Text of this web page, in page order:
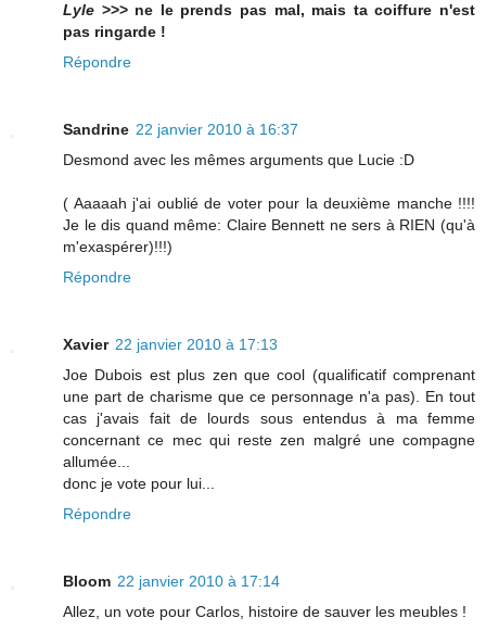
Lyle >>> ne le prends pas mal, mais ta coiffure n'est
pas ringarde !
Répondre
Sandrine 22 janvier 2010 à 16:37
Desmond avec les mêmes arguments que Lucie :D
( Aaaaah j'ai oublié de voter pour la deuxième manche !!!!
Je le dis quand même: Claire Bennett ne sers à RIEN (qu'à
m'exaspérer)!!!)
Répondre
Xavier 22 janvier 2010 à 17:13
Joe Dubois est plus zen que cool (qualificatif comprenant
une part de charisme que ce personnage n'a pas). En tout
cas j'avais fait de lourds sous entendus à ma femme
concernant ce mec qui reste zen malgré une compagne
allumée...
donc je vote pour lui...
Répondre
Bloom 22 janvier 2010 à 17:14
Allez, un vote pour Carlos, histoire de sauver les meubles !